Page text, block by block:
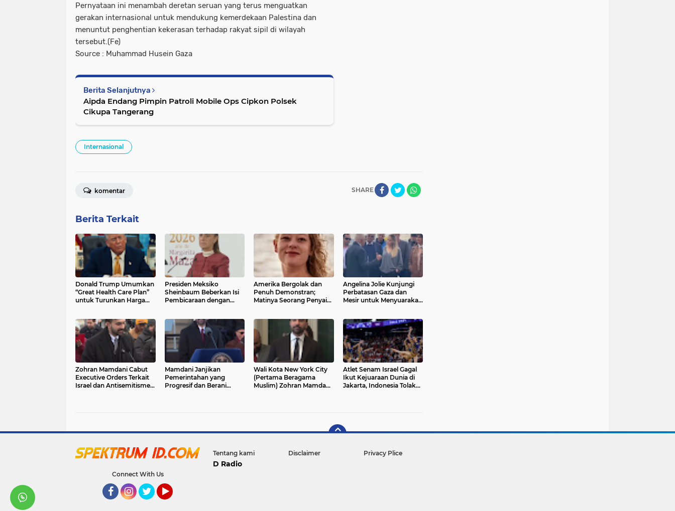
Pernyataan ini menambah deretan seruan yang terus menguatkan
gerakan internasional untuk mendukung kemerdekaan Palestina dan
menuntut penghentian kekerasan terhadap rakyat sipil di wilayah
tersebut.(Fe)
Source : Muhammad Husein Gaza
Berita Selanjutnya
Aipda Endang Pimpin Patroli Mobile Ops Cipkon Polsek
Cikupa Tangerang
Internasional
SHARE
komentar
Berita Terkait
Donald Trump Umumkan
“Great Health Care Plan”
untuk Turunkan Harga
Presiden Meksiko
Sheinbaum Beberkan Isi
Pembicaraan dengan
Intervensi Militer
Amerika Bergolak dan
Penuh Demonstran;
Matinya Seorang Penyair
Angelina Jolie Kunjungi
Perbatasan Gaza dan
Mesir untuk Menyuarakan
Zohran Mamdani Cabut
Executive Orders Terkait
Israel dan Antisemitisme
Mamdani Janjikan
Pemerintahan yang
Progresif dan Berani
Wali Kota New York City
(Pertama Beragama
Muslim) Zohran Mamdani
Atlet Senam Israel Gagal
Ikut Kejuaraan Dunia di
Jakarta, Indonesia Tolak
Connect With Us
Tentang kami Disclaimer Privacy Plice
D Radio